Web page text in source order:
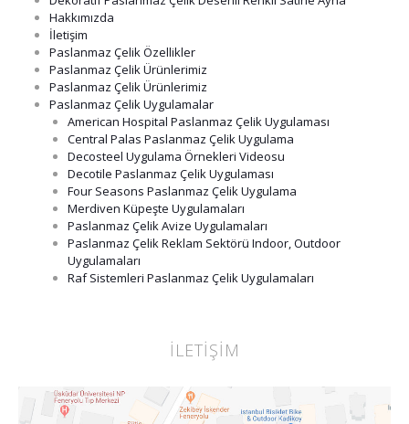
Hakkımızda
İletişim
Paslanmaz Çelik Özellikler
Paslanmaz Çelik Ürünlerimiz
Paslanmaz Çelik Ürünlerimiz
Paslanmaz Çelik Uygulamalar
American Hospital Paslanmaz Çelik Uygulaması
Central Palas Paslanmaz Çelik Uygulama
Decosteel Uygulama Örnekleri Videosu
Decotile Paslanmaz Çelik Uygulaması
Four Seasons Paslanmaz Çelik Uygulama
Merdiven Küpeşte Uygulamaları
Paslanmaz Çelik Avize Uygulamaları
Paslanmaz Çelik Reklam Sektörü Indoor, Outdoor
Uygulamaları
Raf Sistemleri Paslanmaz Çelik Uygulamaları
İLETİŞİM